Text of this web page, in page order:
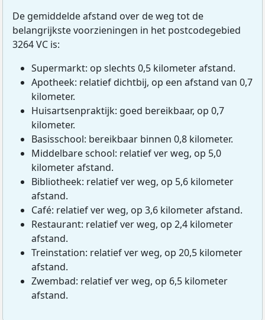
De gemiddelde afstand over de weg tot de
belangrijkste voorzieningen in het postcodegebied
3264 VC is:
Supermarkt: op slechts 0,5 kilometer afstand.
Apotheek: relatief dichtbij, op een afstand van 0,7
kilometer.
Huisartsenpraktijk: goed bereikbaar, op 0,7
kilometer.
Basisschool: bereikbaar binnen 0,8 kilometer.
Middelbare school: relatief ver weg, op 5,0
kilometer afstand.
Bibliotheek: relatief ver weg, op 5,6 kilometer
afstand.
Café: relatief ver weg, op 3,6 kilometer afstand.
Restaurant: relatief ver weg, op 2,4 kilometer
afstand.
Treinstation: relatief ver weg, op 20,5 kilometer
afstand.
Zwembad: relatief ver weg, op 6,5 kilometer
afstand.